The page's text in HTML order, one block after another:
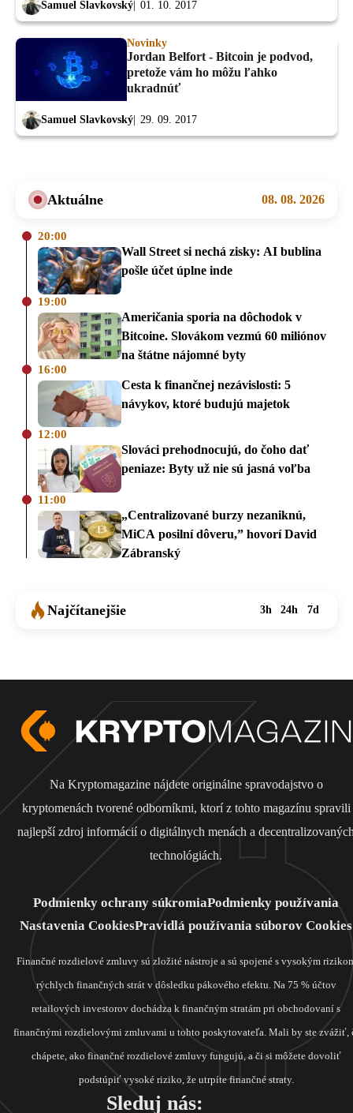
Samuel Slavkovský 01. 10. 2017
Novinky
Jordan Belfort - Bitcoin je podvod,
pretože vám ho môžu ľahko
ukradnúť
Samuel Slavkovský 29. 09. 2017
Aktuálne 08. 08. 2026
20:00
Wall Street si nechá zisky: AI bublina
pošle účet úplne inde
19:00
Američania sporia na dôchodok v
Bitcoine. Slovákom vezmú 60 miliónov
na štátne nájomné byty
16:00
Cesta k finančnej nezávislosti: 5
návykov, ktoré budujú majetok
12:00
Slováci prehodnocujú, do čoho dať
peniaze: Byty už nie sú jasná voľba
11:00
„Centralizované burzy nezaniknú,
MiCA posilní dôveru,” hovorí David
Zábranský
Najčítanejšie 3h 24h 7d
Na Kryptomagazine nájdete originálne spravodajstvo o
kryptomenách tvorené odborníkmi, ktorí z tohto magazínu spravili
najlepší zdroj informácií o digitálnych menách a
technológiách.
Podmienky ochrany súkromiaPodmienky používania
Nastavenia CookiesPravidlá používania súborov Cookies
Finančné rozdielové zmluvy sú zložité nástroje a sú spojené s vysokým
rýchlych finančných strát v dôsledku pákového efektu. Na 75 % účtov
retailových investorov dochádza k finančným stratám pri obchodovaní s
finančnými rozdielovými zmluvami u tohto poskytovateľa. Mali by ste zvážiť,
chápete, ako finančné rozdielové zmluvy fungujú, a či si môžete dovoliť
podstúpiť vysoké riziko, že utrpíte finančné straty.
Sleduj nás: